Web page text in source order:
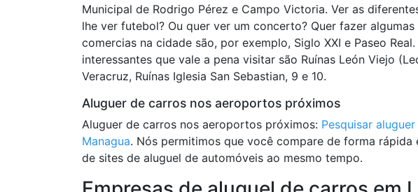
Municipal de Rodrigo Pérez e Campo Victoria. Ver as
lhe ver futebol? Ou quer ver um concerto? Quer fazer
comercias na cidade são, por exemplo, Siglo XXI e Paseo
interessantes que vale a pena visitar são Ruínas León Viejo
Veracruz, Ruínas Iglesia San Sebastian, 9 e 10.
Aluguer de carros nos aeroportos próximos
Aluguer de carros nos aeroportos próximos: Pesquisar
Managua. Nós permitimos que você compare de forma
de sites de aluguel de automóveis ao mesmo tempo.